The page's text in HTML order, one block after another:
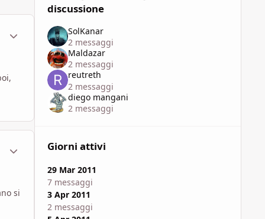
Statistiche Autore
Statistiche Autore
si
discussione
SolKanar
2 messaggi
Maldazar
2 messaggi
reutreth
2 messaggi
diego mangani
2 messaggi
Giorni attivi
29 Mar 2011
7 messaggi
3 Apr 2011
2 messaggi